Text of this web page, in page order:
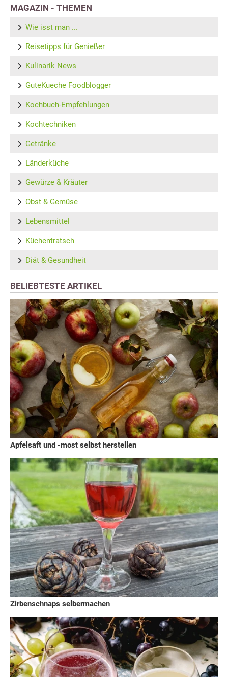
MAGAZIN - THEMEN
Wie isst man ...
Reisetipps für Genießer
Kulinarik News
GuteKueche Foodblogger
Kochbuch-Empfehlungen
Kochtechniken
Getränke
Länderküche
Gewürze & Kräuter
Obst & Gemüse
Lebensmittel
Küchentratsch
Diät & Gesundheit
BELIEBTESTE ARTIKEL
Apfelsaft und -most selbst herstellen
Zirbenschnaps selbermachen